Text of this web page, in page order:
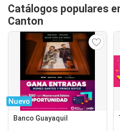
Catálogos populares
Canton
Nuevo
Banco Guayaquil